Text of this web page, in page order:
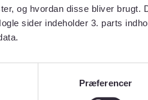
og hvordan disse bliver
sider indeholder 3. parts
Præferencer